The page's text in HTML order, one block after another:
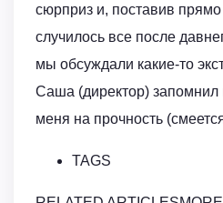
сюрприз и, поставив
случилось все после
мы обсуждали какие-то
Саша (директор)
меня на прочность
TAGS